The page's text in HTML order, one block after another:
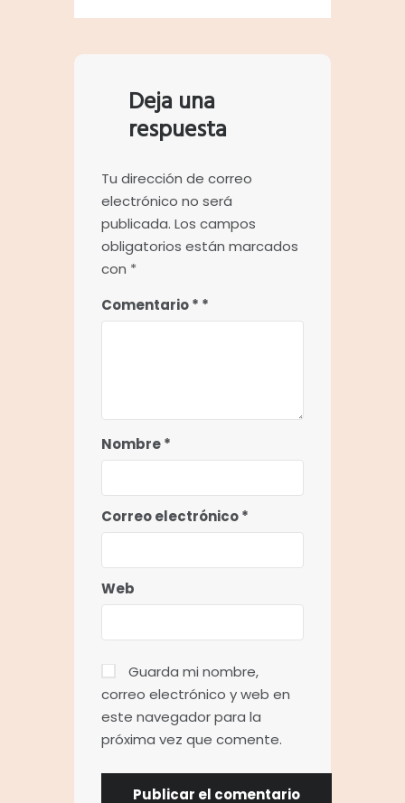
Deja una
respuesta
Tu dirección de correo
electrónico no será
publicada. Los campos
obligatorios están marcados
con *
Comentario*
Nombre*
Correo electrónico*
Web
Guarda mi nombre,
correo electrónico y web en
este navegador para la
próxima vez que comente.